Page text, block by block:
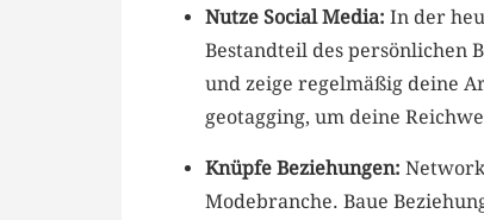
Nutze Social Media: In ‍der
Bestandteil ⁢des persönlichen
und ‍zeige regelmäßig deine
geotagging, um deine
Knüpfe‌ Beziehungen:
Modebranche. Baue